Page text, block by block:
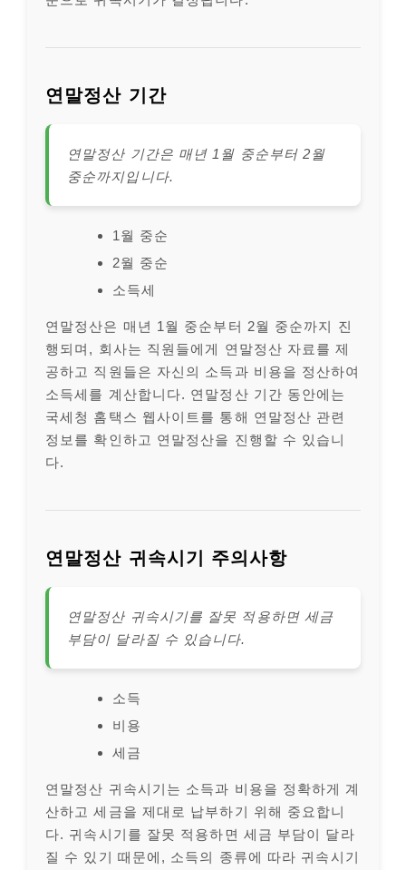
연말정산 기간
연말정산 기간은 매년 1월 중순부터 2월
중순까지입니다.
1월 중순
2월 중순
소득세
연말정산은 매년 1월 중순부터 2월 중순까지 진
행되며, 회사는 직원들에게 연말정산 자료를 제
공하고 직원들은 자신의 소득과 비용을 정산하여
소득세를 계산합니다. 연말정산 기간 동안에는
국세청 홈택스 웹사이트를 통해 연말정산 관련
정보를 확인하고 연말정산을 진행할 수 있습니
다.
연말정산 귀속시기 주의사항
연말정산 귀속시기를 잘못 적용하면 세금
부담이 달라질 수 있습니다.
소득
비용
세금
연말정산 귀속시기는 소득과 비용을 정확하게 계
산하고 세금을 제대로 납부하기 위해 중요합니
다. 귀속시기를 잘못 적용하면 세금 부담이 달라
질 수 있기 때문에, 소득의 종류에 따라 귀속시기